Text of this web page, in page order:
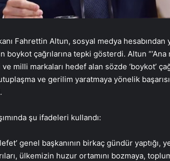
Fahrettin Altun, sosyal medya hesabından
boykot çağrılarına tepki gösterdi. Altun
ve milli markaları hedef alan sözde ‘boykot’
ve gerilim yaratmaya yönelik
şu ifadeleri kullandı:
genel başkanının birkaç gündür
ülkemizin huzur ortamını bozmaya,